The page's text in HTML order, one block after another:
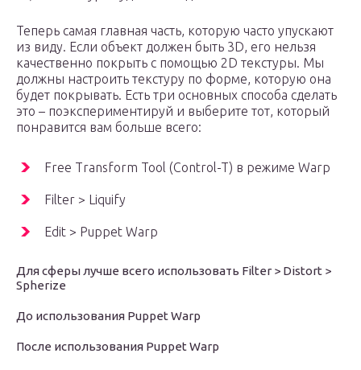
Теперь самая главная часть, которую часто упускают
из виду. Если объект должен быть 3D, его нельзя
качественно покрыть с помощью 2D текстуры. Мы
должны настроить текстуру по форме, которую она
будет покрывать. Есть три основных способа сделать
это – поэкспериментируй и выберите тот, который
понравится вам больше всего:
Free Transform Tool (Control-T) в режиме Warp
Filter > Liquify
Edit > Puppet Warp
Для сферы лучше всего использовать Filter > Distort >
Spherize
До использования Puppet Warp
После использования Puppet Warp